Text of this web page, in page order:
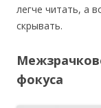
легче читать, а
скрывать.
фокуса